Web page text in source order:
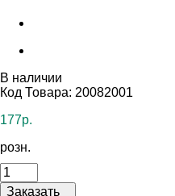
В наличии
Код Товара: 20082001
177р.
розн.
Заказать